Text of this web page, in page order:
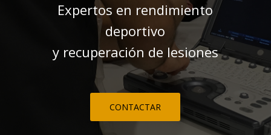
Expertos en rendimiento
deportivo
y recuperación de lesiones
CONTACTAR